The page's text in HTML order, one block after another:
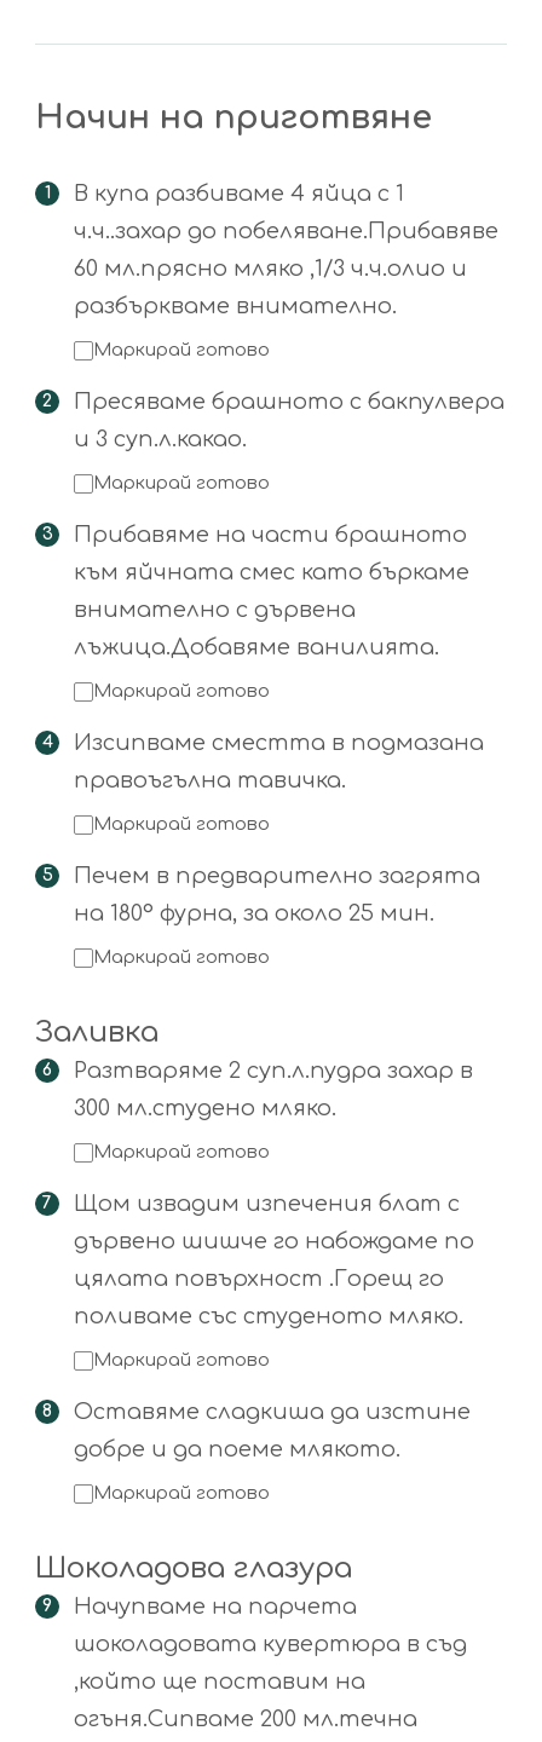
Начин на приготвяне
В купа разбиваме 4 яйца с 1
ч.ч..захар до побеляване.Прибавяве
60 мл.прясно мляко ,1/3 ч.ч.олио и
разбъркваме внимателно.
Маркирай готово
Пресяваме брашното с бакпулвера
и 3 суп.л.какао.
Маркирай готово
Прибавяме на части брашното
към яйчната смес като бъркаме
внимателно с дървена
лъжица.Добавяме ванилията.
Маркирай готово
Изсипваме сместта в подмазана
правоъгълна тавичка.
Маркирай готово
Печем в предварително загрята
на 180° фурна, за около 25 мин.
Маркирай готово
Заливка
Разтваряме 2 суп.л.пудра захар в
300 мл.студено мляко.
Маркирай готово
Щом извадим изпечения блат с
дървено шишче го набождаме по
цялата повърхност .Горещ го
поливаме със студеното мляко.
Маркирай готово
Оставяме сладкиша да изстине
добре и да поеме млякото.
Маркирай готово
Шоколадова глазура
Начупваме на парчета
шоколадовата кувертюра в съд
,който ще поставим на
огъня.Сипваме 200 мл.течна